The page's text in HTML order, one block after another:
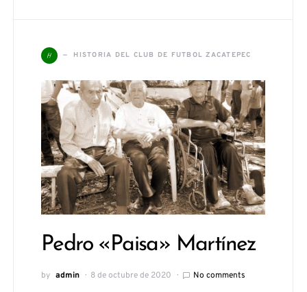
H HISTORIA DEL CLUB DE FUTBOL ZACATEPEC
Pedro «Paisa» Martínez
by admin 8 de octubre de 2020 No comments